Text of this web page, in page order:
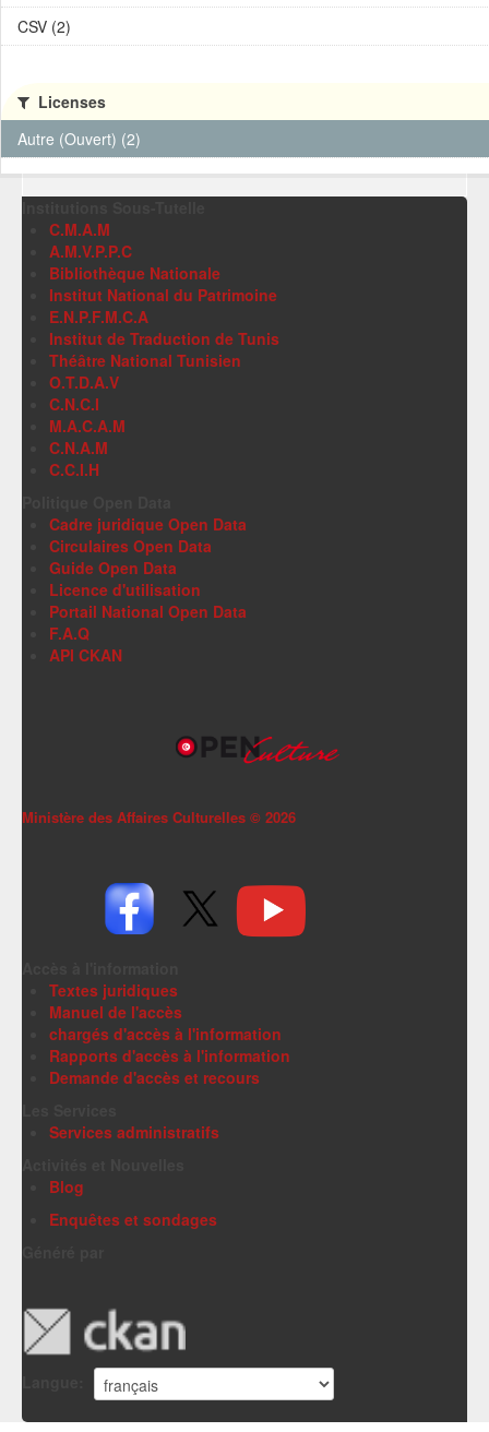
CSV (2)
Licenses
Autre (Ouvert) (2)
C.M.A.M
A.M.V.P.P.C
Bibliothèque Nationale
Institut National du Patrimoine
E.N.P.F.M.C.A
Institut de Traduction de Tunis
Théâtre National Tunisien
O.T.D.A.V
C.N.C.I
M.A.C.A.M
C.N.A.M
C.C.I.H
Cadre juridique Open Data
Circulaires Open Data
Guide Open Data
Licence d'utilisation
Portail National Open Data
F.A.Q
API CKAN
Ministère des Affaires Culturelles © 2026
Textes juridiques
Manuel de l'accès
chargés d'accès à l'information
Rapports d'accès à l'information
Demande d'accès et recours
Services administratifs
Blog
Enquêtes et sondages